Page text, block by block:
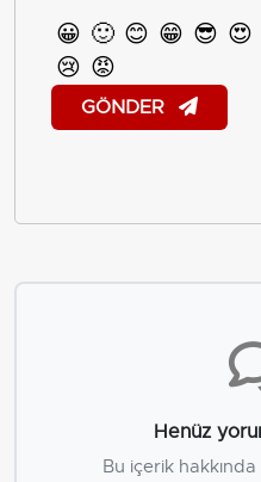
😀 🙂 😊 😁 😎 😍
😢 😡
GÖNDER
Henüz
Bu içerik